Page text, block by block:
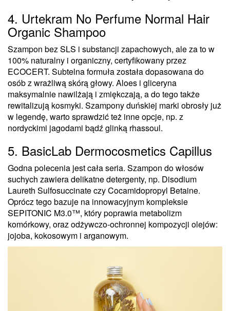
4. Urtekram No Perfume Normal Hair
Organic Shampoo
Szampon bez SLS i substancji zapachowych, ale za to w
100% naturalny i organiczny, certyfikowany przez
ECOCERT. Subtelna formuła została dopasowana do
osób z wrażliwą skórą głowy. Aloes i gliceryna
maksymalnie nawilżają i zmiękczają, a do tego także
rewitalizują kosmyki. Szampony duńskiej marki obrosły już
w legendę, warto sprawdzić też inne opcje, np. z
nordyckimi jagodami bądź glinką rhassoul.
5. BasicLab Dermocosmetics Capillus
Godna polecenia jest cała seria. Szampon do włosów
suchych zawiera delikatne detergenty, np. Disodium
Laureth Sulfosuccinate czy Cocamidopropyl Betaine.
Oprócz tego bazuje na innowacyjnym kompleksie
SEPITONIC M3.0™, który poprawia metabolizm
komórkowy, oraz odżywczo-ochronnej kompozycji olejów:
jojoba, kokosowym i arganowym.